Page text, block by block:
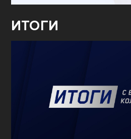
ИТОГИ